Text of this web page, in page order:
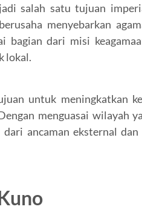
salah satu tujuan
menyebarkan
bagian dari misi
lokal.
untuk meningkatkan
menguasai wilayah
ancaman eksternal dan